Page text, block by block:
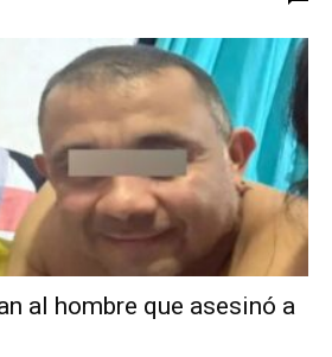
al hombre que asesinó a